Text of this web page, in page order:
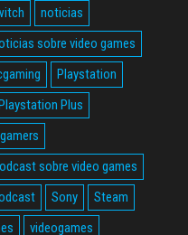
noticias
sobre video games
Playstation
Plus
sobre video games
Sony
Steam
videogames